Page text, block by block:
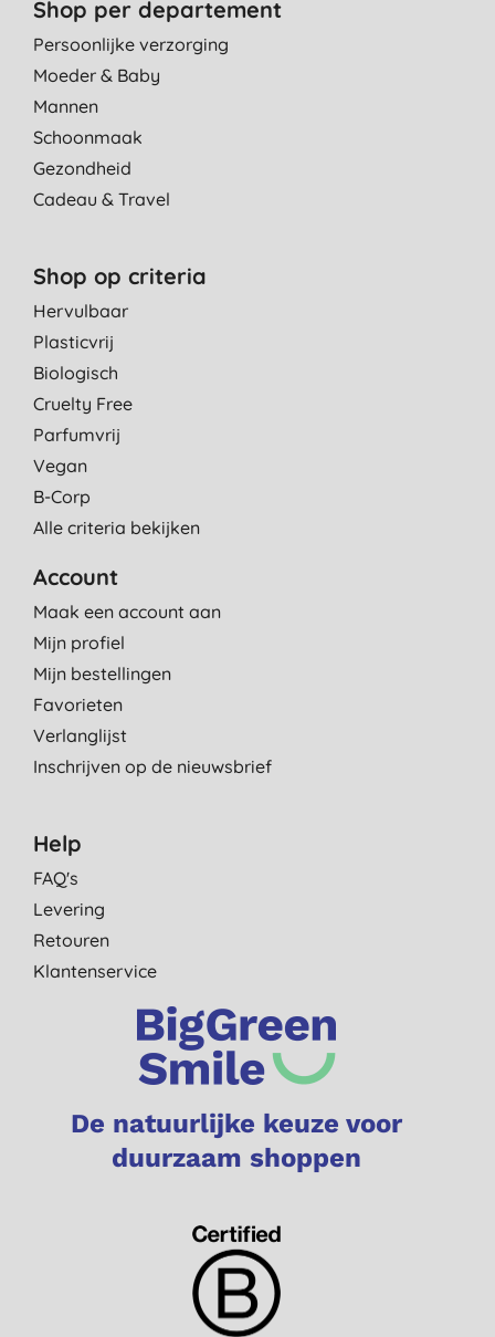
Shop per departement
Persoonlijke verzorging
Moeder & Baby
Mannen
Schoonmaak
Gezondheid
Cadeau & Travel
Shop op criteria
Hervulbaar
Plasticvrij
Biologisch
Cruelty Free
Parfumvrij
Vegan
B-Corp
Alle criteria bekijken
Account
Maak een account aan
Mijn profiel
Mijn bestellingen
Favorieten
Verlanglijst
Inschrijven op de nieuwsbrief
Help
FAQ's
Levering
Retouren
Klantenservice
De natuurlijke keuze voor
duurzaam shoppen